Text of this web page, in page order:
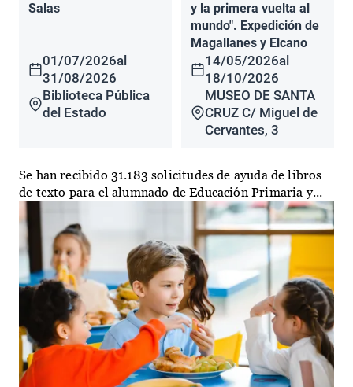
Salas
01/07/2026al
31/08/2026
Biblioteca Pública
del Estado
y la primera vuelta al
mundo". Expedición de
Magallanes y Elcano
14/05/2026al
18/10/2026
MUSEO DE SANTA
CRUZ C/ Miguel de
Cervantes, 3
Se han recibido 31.183 solicitudes de ayuda de libros
de texto para el alumnado de Educación Primaria y...